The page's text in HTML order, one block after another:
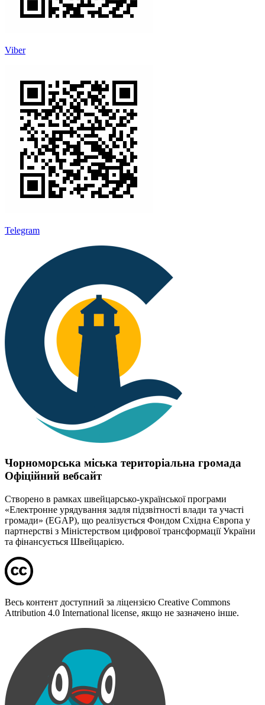
Viber
Telegram
Чорноморська міська територіальна громада
Офіційний вебсайт
Створено в рамках швейцарсько-української програми
«Електронне урядування задля підзвітності влади та участі
громади» (EGAP), що реалізується Фондом Східна Європа у
партнерстві з Міністерством цифрової трансформації України
та фінансується Швейцарією.
Весь контент доступний за ліцензією Creative Commons
Attribution 4.0 International license, якщо не зазначено інше.